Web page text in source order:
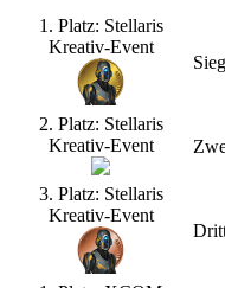
1. Platz: Stellaris
Kreativ-Event
2. Platz: Stellaris
Kreativ-Event
3. Platz: Stellaris
Kreativ-Event